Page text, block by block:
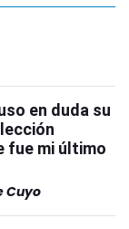
en duda su
fue mi último
Cuyo